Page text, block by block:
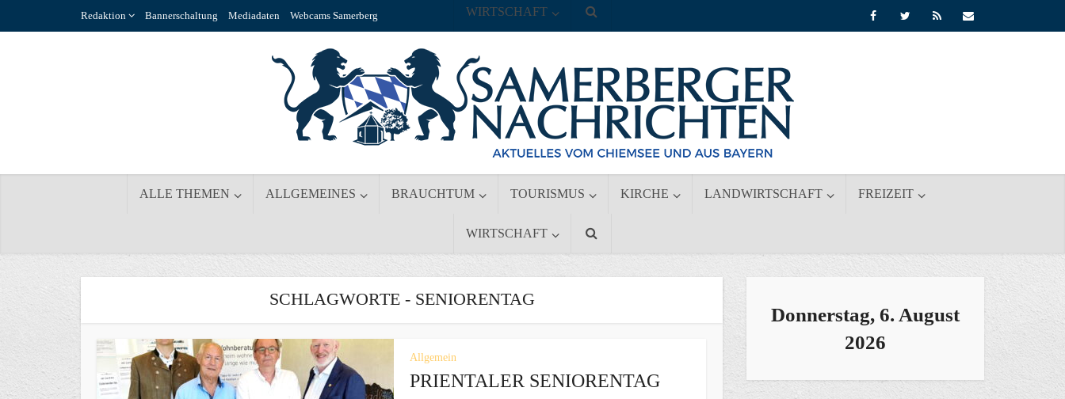
Redaktion Bannerschaltung Mediadaten Webcams Samerberg
ALLE THEMEN ALLGEMEINES BRAUCHTUM TOURISMUS KIRCHE LANDWIRTSCHAFT FREIZEIT
WIRTSCHAFT
WIRTSCHAFT
SCHLAGWORTE - SENIORENTAG
Allgemein
PRIENTALER SENIORENTAG
Donnerstag, 6. August
2026